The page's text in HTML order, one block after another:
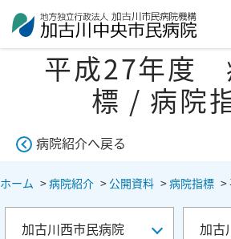
平成27年度
標 / 病院
病院紹介へ戻る
ホーム >病院紹介 > 公開資料 >病院指標 >
加古川西市民病院 加古